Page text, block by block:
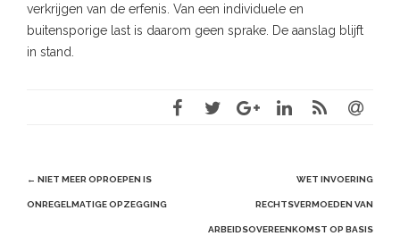
verkrijgen van de erfenis. Van een individuele en
buitensporige last is daarom geen sprake. De aanslag blijft
in stand.
Post
navigation
← NIET MEER OPROEPEN IS
ONREGELMATIGE OPZEGGING
WET INVOERING
RECHTSVERMOEDEN VAN
ARBEIDSOVEREENKOMST OP BASIS